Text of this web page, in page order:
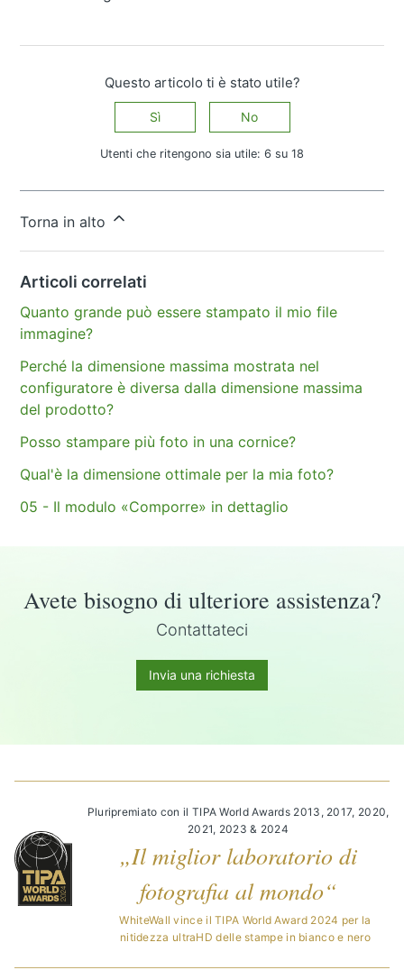
Questo articolo ti è stato utile?
Sì No
Utenti che ritengono sia utile: 6 su 18
Torna in alto
Articoli correlati
Quanto grande può essere stampato il mio file
immagine?
Perché la dimensione massima mostrata nel
configuratore è diversa dalla dimensione massima
del prodotto?
Posso stampare più foto in una cornice?
Qual'è la dimensione ottimale per la mia foto?
05 - Il modulo «Comporre» in dettaglio
Avete bisogno di ulteriore assistenza?
Contattateci
Invia una richiesta
Pluripremiato con il TIPA World Awards 2013, 2017, 2020,
2021, 2023 & 2024
„Il miglior laboratorio di
fotografia al mondo“
WhiteWall vince il TIPA World Award 2024 per la
nitidezza ultraHD delle stampe in bianco e nero